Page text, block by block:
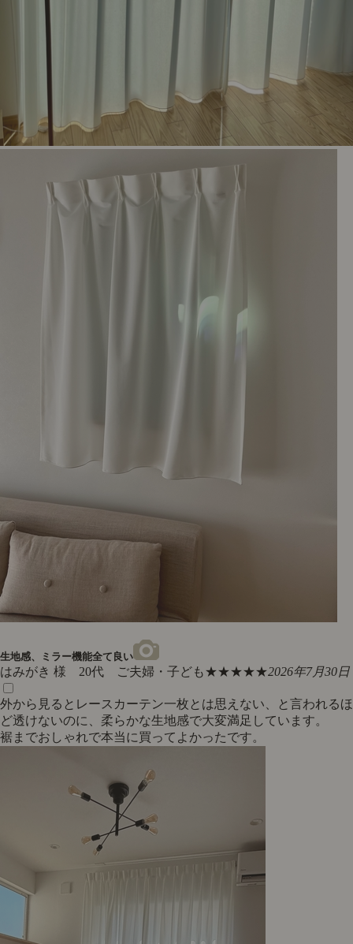
生地感、ミラー機能全て良い
はみがき 様 20代 ご夫婦・子ども★★★★★2026年7月30日
外から見るとレースカーテン一枚とは思えない、と言われるほ
ど透けないのに、柔らかな生地感で大変満足しています。
裾までおしゃれで本当に買ってよかったです。